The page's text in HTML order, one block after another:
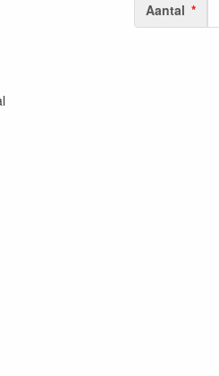
Aantal